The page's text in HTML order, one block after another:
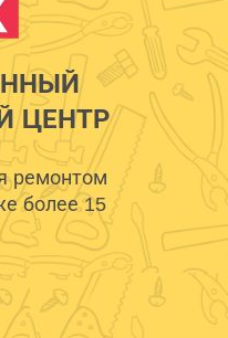
ЦЕНТР
ремонтом
более 15